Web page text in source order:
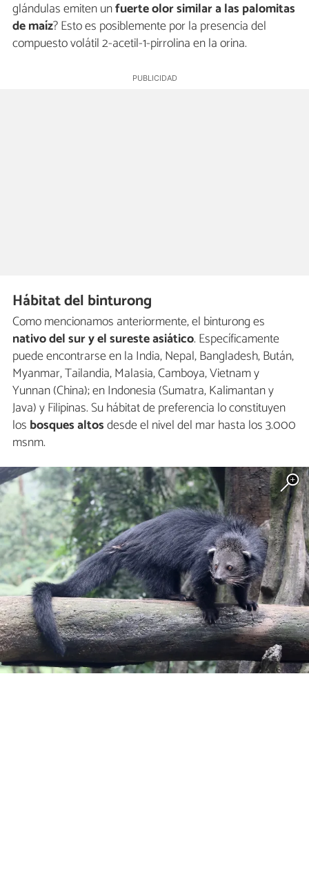
glándulas emiten unfuerte olor similar a las palomitas
de maíz? Esto es posiblemente por la presencia del
compuesto volátil 2-acetil-1-pirrolina en la orina.
Hábitat del binturong
Como mencionamos anteriormente, el binturong es
nativo del sur y el sureste asiático. Específicamente
puede encontrarse en la India, Nepal, Bangladesh, Bután,
Myanmar, Tailandia, Malasia, Camboya, Vietnam y
Yunnan (China); en Indonesia (Sumatra, Kalimantan y
Java) y Filipinas.​ Su hábitat de preferencia lo constituyen
los bosques altosdesde el nivel del mar hasta los 3.000
msnm.